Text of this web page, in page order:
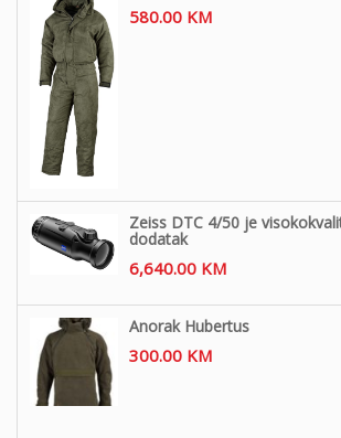
580.00 KM
Zeiss DTC 4/50 je
dodatak
6,640.00 KM
Anorak Hubertus
300.00 KM